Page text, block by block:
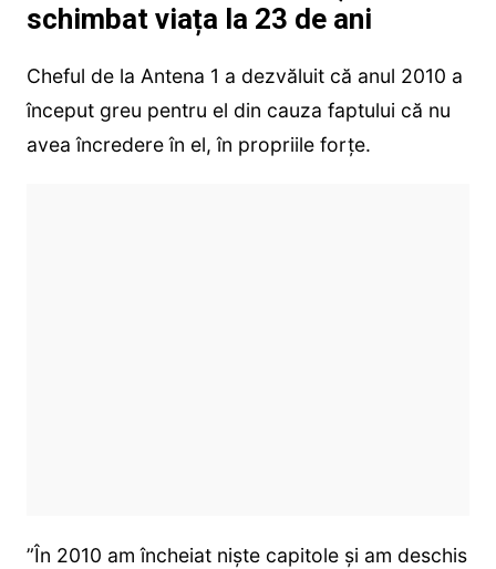
schimbat viața la 23 de ani
Cheful de la Antena 1 a dezvăluit că anul 2010 a
început greu pentru el din cauza faptului că nu
avea încredere în el, în propriile forţe.
”În 2010 am încheiat nişte capitole şi am deschis